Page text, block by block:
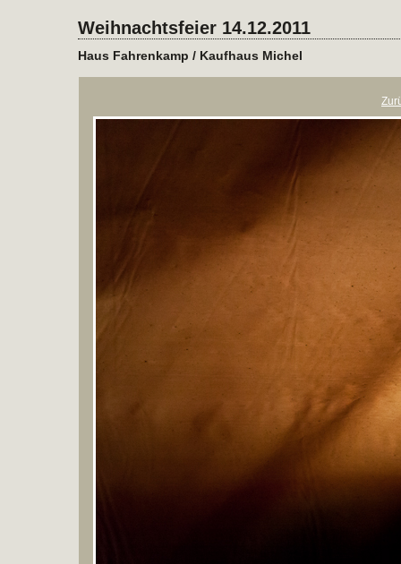
Weihnachtsfeier 14.12.2011
Haus Fahrenkamp / Kaufhaus Michel